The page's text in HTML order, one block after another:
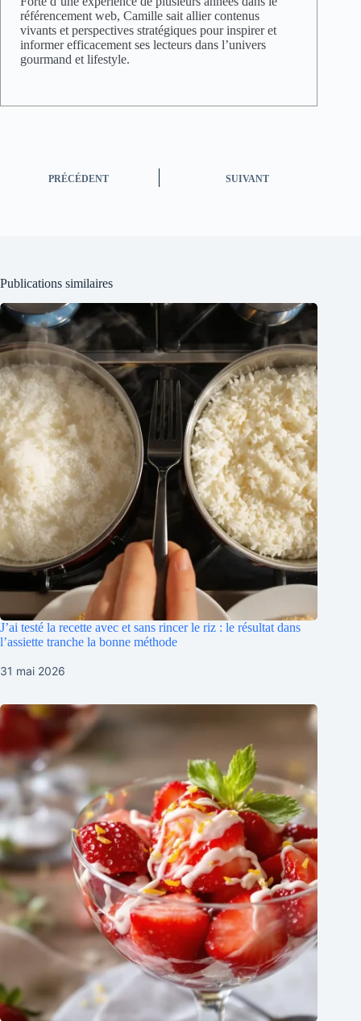
référencement web, Camille sait allier contenus
vivants et perspectives stratégiques pour inspirer et
informer efficacement ses lecteurs dans l’univers
gourmand et lifestyle.
PRÉCÉDENT SUIVANT
Publications similaires
J’ai testé la recette avec et sans rincer le riz : le résultat dans
l’assiette tranche la bonne méthode
31 mai 2026